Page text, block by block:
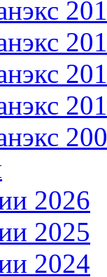
2026
2025
2024